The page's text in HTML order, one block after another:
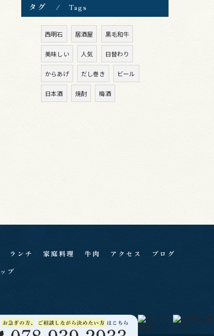
タグ Tags
西明石 居酒屋 黒毛和牛
美味しい 人気 日替わり
からあげ だし巻き ビール
日本酒 焼酎 梅酒
ランチ 家庭料理 牛肉 アクセス
ブログ
プ